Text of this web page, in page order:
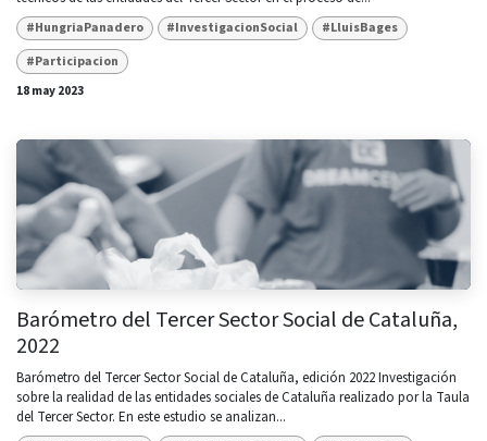
#HungriaPanadero #InvestigacionSocial
#LluisBages
#Participacion
18 may 2023
Barómetro del Tercer Sector Social de Cataluña,
2022
Barómetro del Tercer Sector Social de Cataluña, edición 2022 Investigación
sobre la realidad de las entidades sociales de Cataluña realizado por la Taula
del Tercer Sector. En este estudio se analizan...